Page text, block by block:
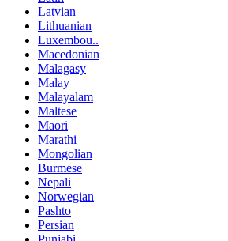
Latvian
Lithuanian
Luxembou..
Macedonian
Malagasy
Malay
Malayalam
Maltese
Maori
Marathi
Mongolian
Burmese
Nepali
Norwegian
Pashto
Persian